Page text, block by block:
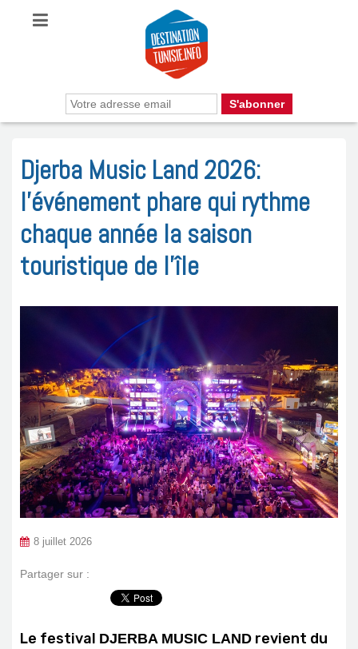
Djerba Music Land 2026:
l’événement phare qui rythme
chaque année la saison
touristique de l’île
8 juillet 2026
Partager sur :
Le festival DJERBA MUSIC LAND revient du